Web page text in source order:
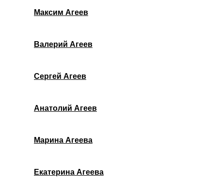
Максим Агеев
Валерий Агеев
Сергей Агеев
Анатолий Агеев
Марина Агеева
Екатерина Агеева